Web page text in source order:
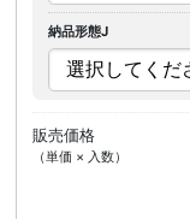
納品形態J
販売価格
（単価 × 入数）